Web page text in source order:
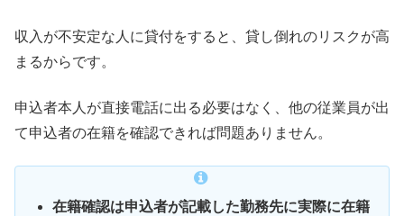
収入が不安定な人に貸付をすると、貸し倒れのリスクが高
まるからです。
申込者本人が直接電話に出る必要はなく、他の従業員が出
て申込者の在籍を確認できれば問題ありません。
在籍確認は申込者が記載した勤務先に実際に在籍